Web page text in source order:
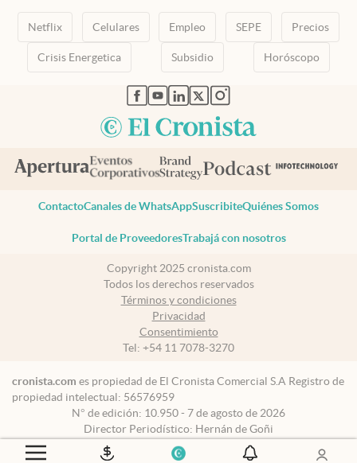
Netflix Celulares Empleo SEPE Precios
Crisis Energetica Subsidio Horóscopo
abre en nueva pestaña
abre en nueva pestaña
abre en nueva pestaña
abre en nueva pestaña
abre en nueva pestaña
ContactoCanales de WhatsAppSuscribiteQuiénes Somos
Portal de ProveedoresTrabajá con nosotros
Copyright 2025 cronista.com
Todos los derechos reservados
Términos y condiciones
Privacidad
Consentimiento
Tel: +54 11 7078-3270
cronista.com es propiedad de El Cronista Comercial S.A Registro de
propiedad intelectual: 56576959
N° de edición: 10.950 - 7 de agosto de 2026
Director Periodístico: Hernán de Goñi